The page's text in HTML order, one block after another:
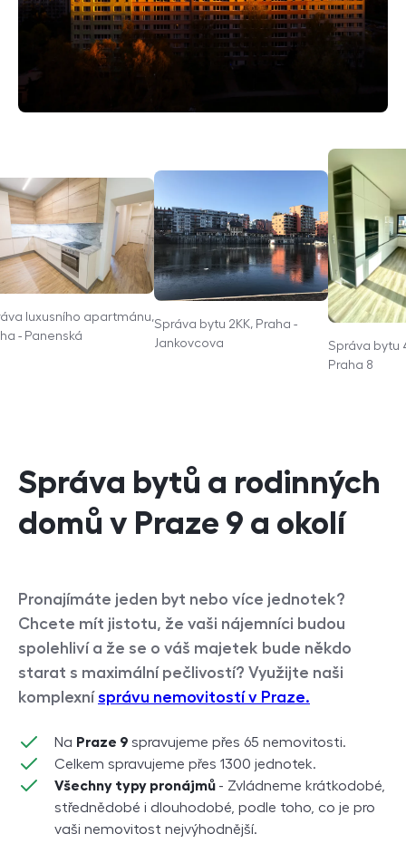
luxusního apartmánu,
- Panenská
Správa bytu 2KK, Praha -
Jankovcova
Správa bytu
Praha 8
Správa bytů a rodinných
domů v Praze 9 a okolí
Pronajímáte jeden byt nebo více jednotek?
Chcete mít jistotu, že vaši nájemníci budou
spolehliví a že se o váš majetek bude někdo
starat s maximální pečlivostí? Využijte naši
komplexnísprávu nemovitostí v Praze.
Na Praze 9 spravujeme přes 65 nemovitosti.
Celkem spravujeme přes 1300 jednotek.
Všechny typy pronájmů - Zvládneme krátkodobé,
střednědobé i dlouhodobé, podle toho, co je pro
vaši nemovitost nejvýhodnější.